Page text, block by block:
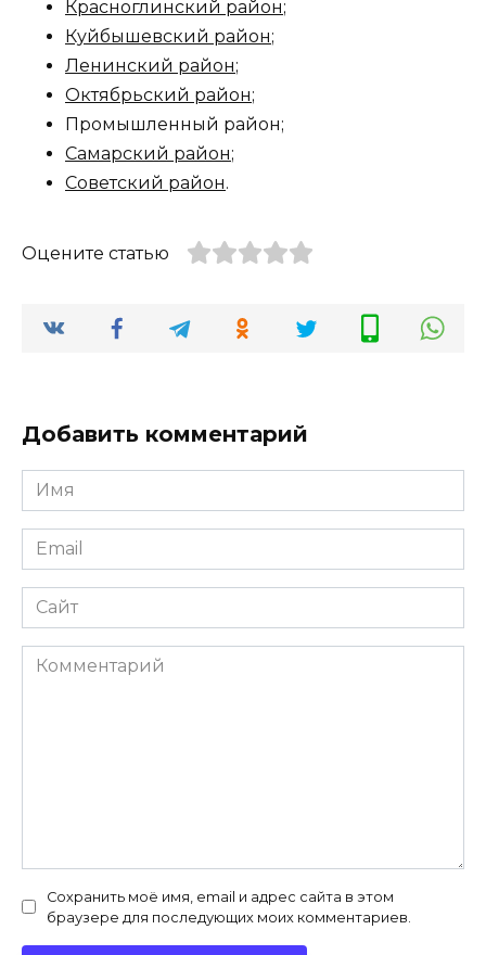
Красноглинский район;
Куйбышевский район;
Ленинский район;
Октябрьский район;
Промышленный район;
Самарский район;
Советский район.
Оцените статью
Добавить комментарий
Имя
*
Email
*
Сайт
Комментарий
Сохранить моё имя, email и адрес сайта в этом
браузере для последующих моих комментариев.